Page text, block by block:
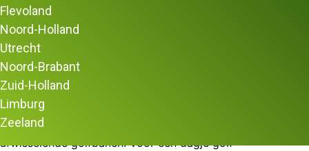
Flevoland
Noord-Holland
Utrecht
Noord-Brabant
Zuid-Holland
Limburg
Zeeland
In de prachtige provincie Drenthe kun je op
vele verschillende banen golfen.
Voor iedere golfer van beginner tot
gevorderde, jong en oud kunnen in Drenthe
Golf in Drenthe
In de provincie Drenthe vind je zeer
afwisselende golfbanen. Voor een dagje golf